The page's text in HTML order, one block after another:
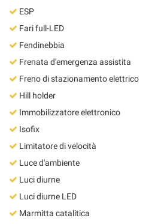
ESP
Fari full-LED
Fendinebbia
Frenata d'emergenza assistita
Freno di stazionamento elettrico
Hill holder
Immobilizzatore elettronico
Isofix
Limitatore di velocità
Luce d'ambiente
Luci diurne
Luci diurne LED
Marmitta catalitica